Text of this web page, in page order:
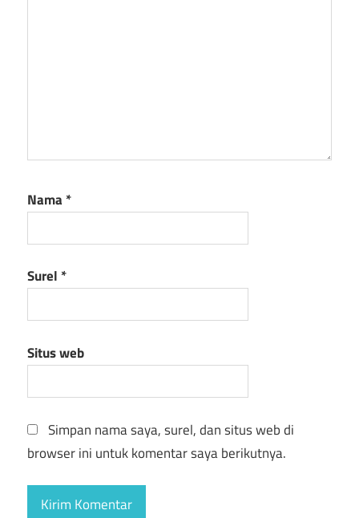
Nama *
Surel *
Situs web
Simpan nama saya, surel, dan situs web di
browser ini untuk komentar saya berikutnya.